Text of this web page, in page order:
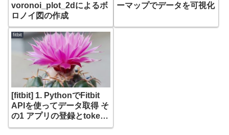
voronoi_plot_2dによるボ
ロノイ図の作成
ーマップでデータを可視化
fitbit
[fitbit] 1. PythonでFitbit
APIを使ってデータ取得 そ
の1 アプリの登録とtoken
の取得